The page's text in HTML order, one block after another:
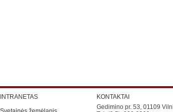
INTRANETAS
KONTAKTAI
Gedimino pr. 53, 01109